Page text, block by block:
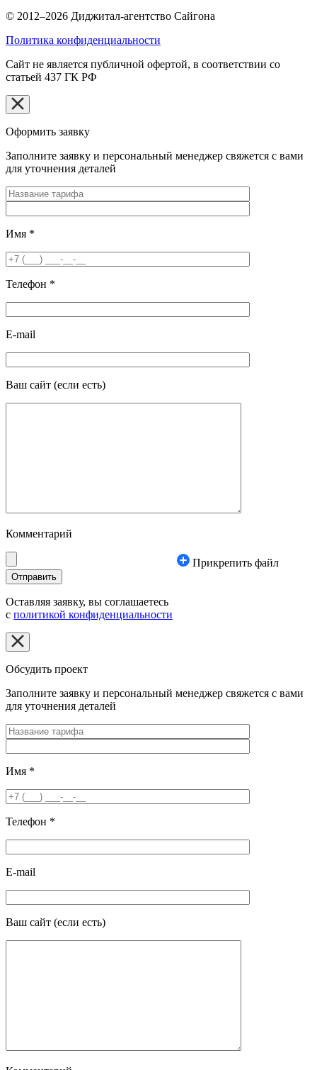
© 2012–2026 Диджитал-агентство Сайгона
Политика конфиденциальности
Сайт не является публичной офертой, в соответствии со
статьей 437 ГК РФ
Оформить заявку
Заполните заявку и персональный менеджер свяжется с вами
для уточнения деталей
Имя *
Телефон *
E-mail
Ваш сайт (если есть)
Комментарий
Прикрепить файл
Оставляя заявку, вы соглашаетесь
с политикой конфиденциальности
Обсудить проект
Заполните заявку и персональный менеджер свяжется с вами
для уточнения деталей
Имя *
Телефон *
E-mail
Ваш сайт (если есть)